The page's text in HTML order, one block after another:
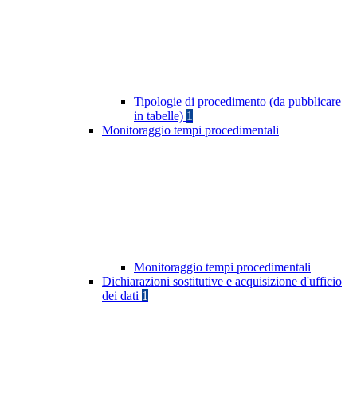
Tipologie di procedimento (da pubblicare
in tabelle) 1
Monitoraggio tempi procedimentali
Monitoraggio tempi procedimentali
Dichiarazioni sostitutive e acquisizione d'ufficio
dei dati 1